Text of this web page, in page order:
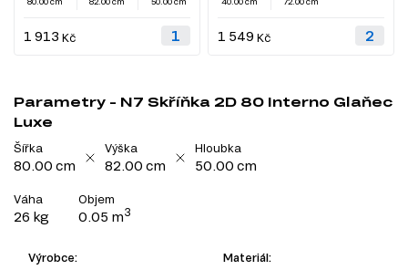
1 913 Kč 1 549 Kč
Parametry - N7 Skříňka 2D 80 Interno Glaňec
Luxe
Šířka
80.00 cm
Výška
82.00 cm
Hloubka
50.00 cm
Váha
26 kg
Objem
0.05 m3
Výrobce:
Materiál: